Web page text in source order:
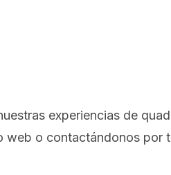
experiencias de
web o contactándonos por